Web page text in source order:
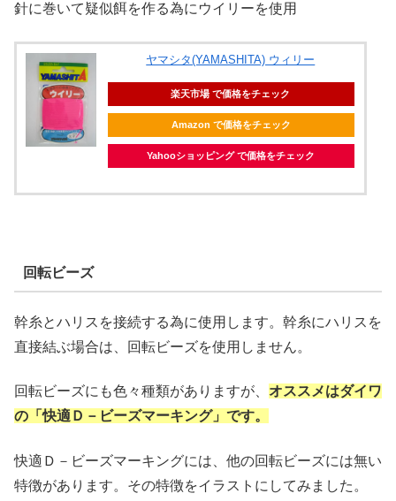
針に巻いて疑似餌を作る為にウイリーを使用
ヤマシタ(YAMASHITA) ウィリー
楽天市場 で価格をチェック
Amazon で価格をチェック
Yahooショッピング で価格をチェック
回転ビーズ
幹糸とハリスを接続する為に使用します。幹糸にハリスを
直接結ぶ場合は、回転ビーズを使用しません。
回転ビーズにも色々種類がありますが、 オススメはダイワ
の「快適Ｄ－ビーズマーキング」です。
快適Ｄ－ビーズマーキングには、他の回転ビーズには無い
特徴があります。その特徴をイラストにしてみました。